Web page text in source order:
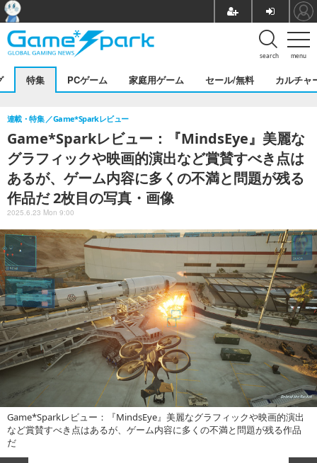
menu
search
特集 PCゲーム 家庭用ゲーム セール/無料 カルチャ
Game*Sparkレビュー：『MindsEye』美麗な
グラフィックや映画的演出など賞賛すべき点は
あるが、ゲーム内容に多くの不満と問題が残る
作品だ 2枚目の写真・画像
連載・特集 Game*Sparkレビュー
2025.6.23 Mon 9:00
Game*Sparkレビュー：『MindsEye』美麗なグラフィックや映画的演出
など賞賛すべき点はあるが、ゲーム内容に多くの不満と問題が残る作品
だ